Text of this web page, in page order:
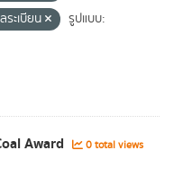
ระเบียน
รูปแบบ:
Award
0 total views